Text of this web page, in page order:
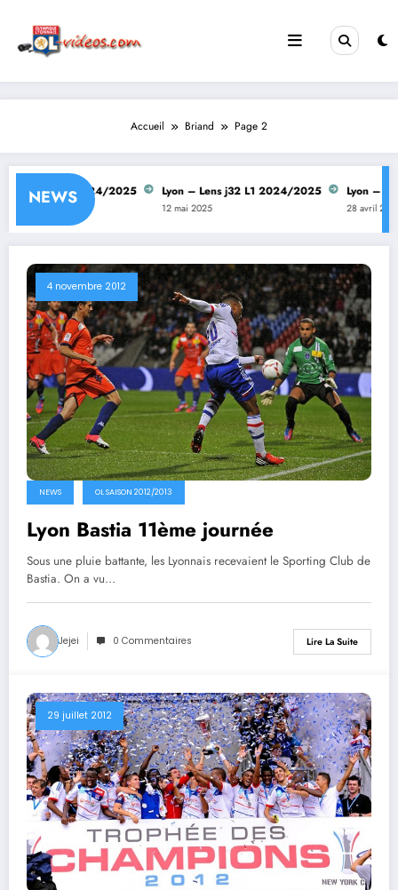
contenu
Accueil Briand Page 2
NEWS
j33 L1 2024/2025 Lyon – Lens j32 L1 2024/2025
12 mai 2025
Lyon –
28 avril 2025
4 novembre 2012
NEWS OL SAISON 2012/2013
Lyon Bastia 11ème journée
Sous une pluie battante, les Lyonnais recevaient le Sporting Club de
Bastia. On a vu…
Jejei 0 Commentaires Lire La Suite
29 juillet 2012